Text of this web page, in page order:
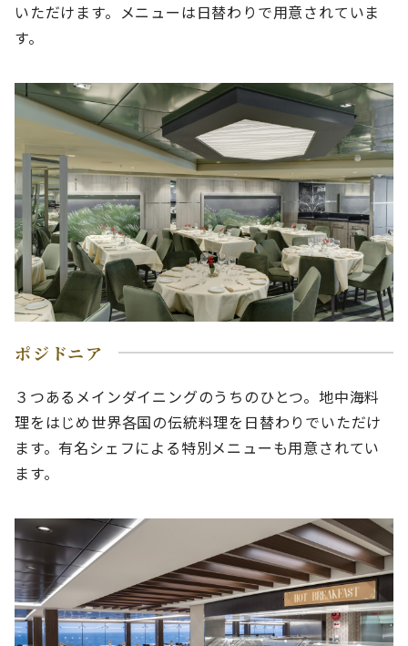
いただけます。メニューは日替わりで用意されていま
す。
ポジドニア
３つあるメインダイニングのうちのひとつ。地中海料
理をはじめ世界各国の伝統料理を日替わりでいただけ
ます。有名シェフによる特別メニューも用意されてい
ます。